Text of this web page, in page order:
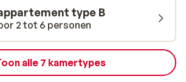
type B
2 tot 6 personen
alle 7 kamertypes